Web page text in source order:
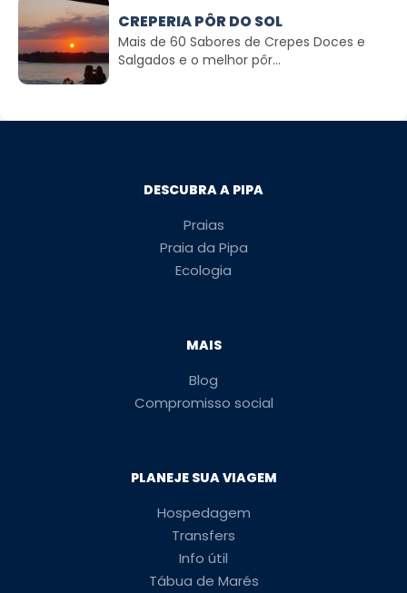
CREPERIA PÔR DO SOL
Mais de 60 Sabores de Crepes Doces e
Salgados e o melhor pôr...
DESCUBRA A PIPA
Praias
Praia da Pipa
Ecologia
MAIS
Blog
Compromisso social
PLANEJE SUA VIAGEM
Hospedagem
Transfers
Info útil
Tábua de Marés